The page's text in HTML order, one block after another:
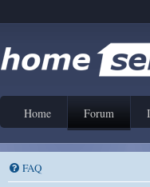
Home Forum
FAQ